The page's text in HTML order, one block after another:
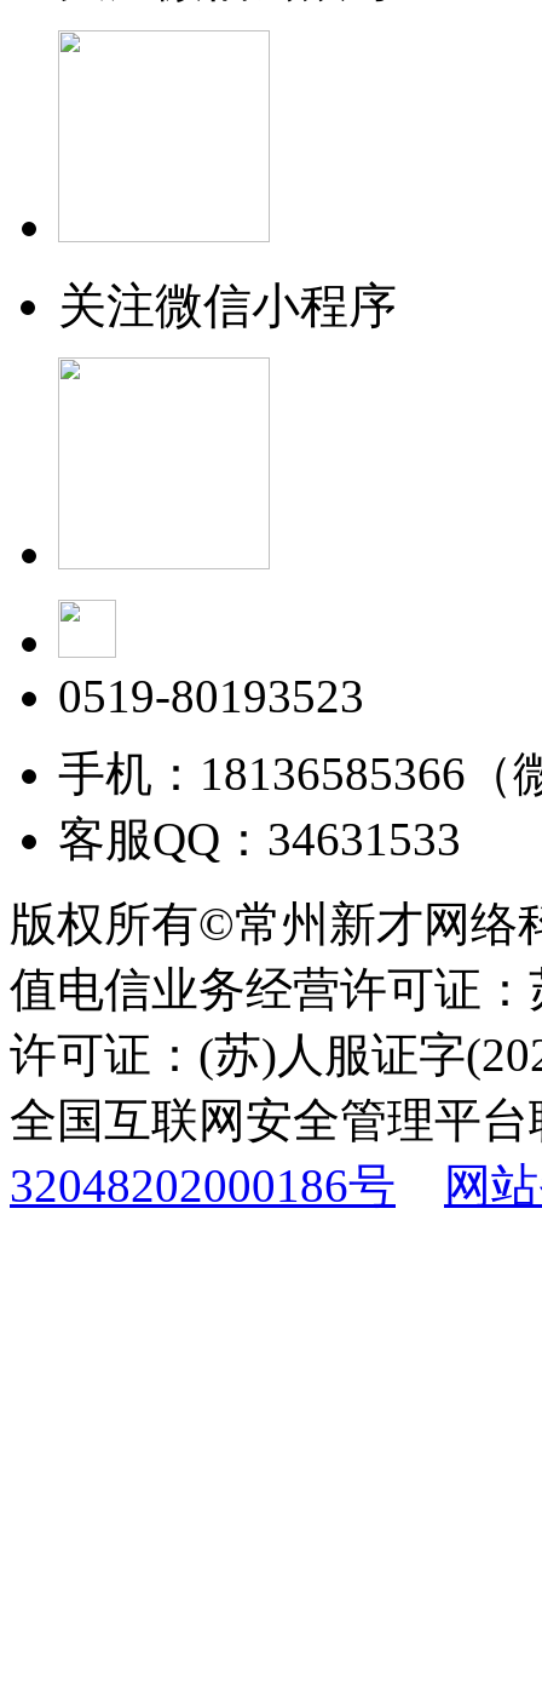
关注微信小程序
0519-80193523
手机：18136585366（
客服QQ：34631533
版权所有©常州新才网络
值电信业务经营许可证
许可证：(苏)人服证字
全国互联网安全管理平
32048202000186号
网